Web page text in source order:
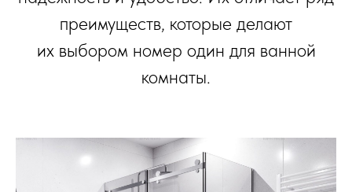
преимуществ, которые делают
их выбором номер один для ванной
комнаты.